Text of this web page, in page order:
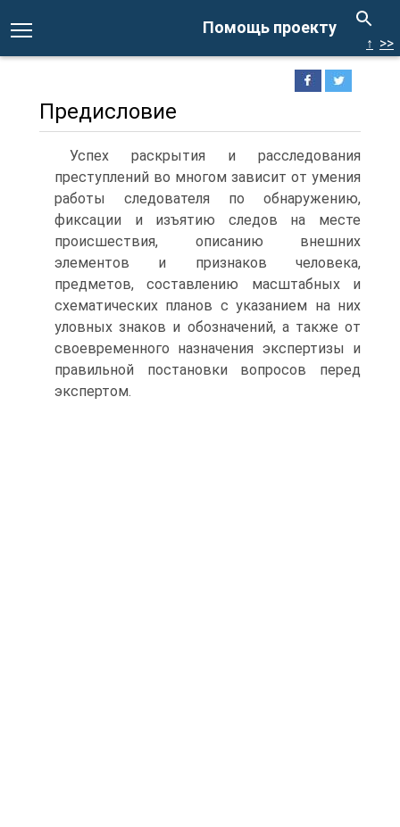
Помощь проекту
↑ >>
Предисловие
Успех раскрытия и расследования
преступлений во многом зависит от умения
работы следователя по обнаружению,
фиксации и изъятию следов на месте
происшествия, описанию внешних
элементов и признаков человека,
предметов, составлению масштабных и
схематических планов с указанием на них
уловных знаков и обозначений, а также от
своевременного назначения экспертизы и
правильной постановки вопросов перед
экспертом.